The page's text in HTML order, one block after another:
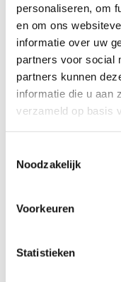
personaliseren, om
en om ons
informatie over uw
partners voor social
partners kunnen
informatie die u aan
verzameld op basis
Noodzakelijk
Voorkeuren
Statistieken
verwijderen, te
daarnaast het
maken tegen de
in dat je de
via
Ben je niet
toezichthouder: